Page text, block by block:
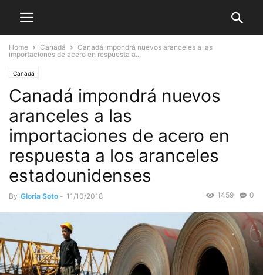
Home Canadá
Canadá impondrá nuevos aranceles a las
importaciones de acero en respuesta a...
Canadá
Canadá impondrá nuevos
aranceles a las
importaciones de acero en
respuesta a los aranceles
estadounidenses
By Gloria Soto - 11/10/2018 0
1459